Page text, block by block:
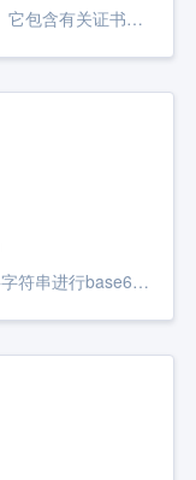
轻工具网为你提供CSR证书查看和生成。它包含有关证书请求者的信息，如组织名称、域名等，以及公钥。
在线base64解码/编码工具是一个可以将字符串进行base64解码/编码的工具，使用javascript完成，简便快捷。